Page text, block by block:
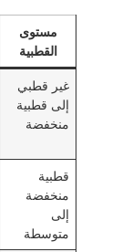
مستوى
القطبية
غير قطبي
إلى قطبية
منخفضة
قطبية
منخفضة
إلى
متوسطة